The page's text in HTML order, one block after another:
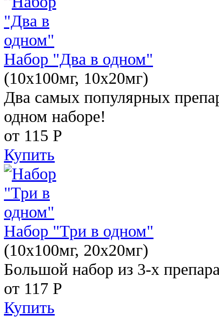
Набор "Два в одном"
(10x100мг, 10x20мг)
Два самых популярных
одном наборе!
от 115 Р
Купить
Набор "Три в одном"
(10x100мг, 20x20мг)
Большой набор из 3-х
от 117 Р
Купить